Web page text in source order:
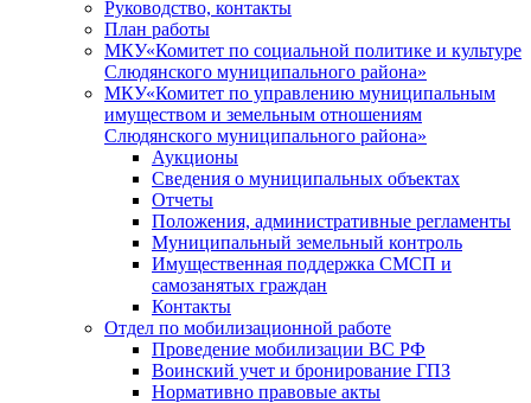
Руководство, контакты
План работы
МКУ«Комитет по социальной политике и культуре
Слюдянского муниципального района»
МКУ«Комитет по управлению муниципальным
имуществом и земельным отношениям
Слюдянского муниципального района»
Аукционы
Сведения о муниципальных объектах
Отчеты
Положения, административные регламенты
Муниципальный земельный контроль
Имущественная поддержка СМСП и
самозанятых граждан
Контакты
Отдел по мобилизационной работе
Проведение мобилизации ВС РФ
Воинский учет и бронирование ГПЗ
Нормативно правовые акты